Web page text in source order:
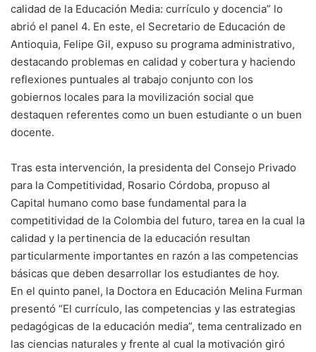
calidad de la Educación Media: currículo y docencia” lo
abrió el panel 4. En este, el Secretario de Educación de
Antioquia, Felipe Gil, expuso su programa administrativo,
destacando problemas en calidad y cobertura y haciendo
reflexiones puntuales al trabajo conjunto con los
gobiernos locales para la movilización social que
destaquen referentes como un buen estudiante o un buen
docente.
Tras esta intervención, la presidenta del Consejo Privado
para la Competitividad, Rosario Córdoba, propuso al
Capital humano como base fundamental para la
competitividad de la Colombia del futuro, tarea en la cual la
calidad y la pertinencia de la educación resultan
particularmente importantes en razón a las competencias
básicas que deben desarrollar los estudiantes de hoy.
En el quinto panel, la Doctora en Educación Melina Furman
presentó “El currículo, las competencias y las estrategias
pedagógicas de la educación media”, tema centralizado en
las ciencias naturales y frente al cual la motivación giró